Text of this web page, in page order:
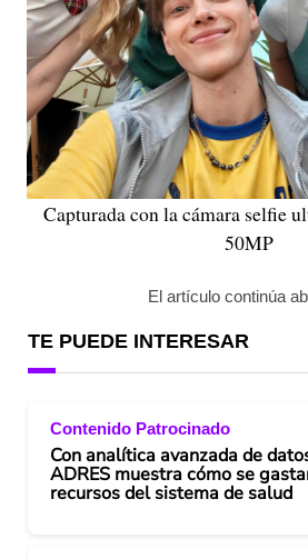
Capturada con la cámara selfie
50MP
El artículo continúa
TE PUEDE INTERESAR
Contenido Patrocinado
Con analítica avanzada de
ADRES muestra cómo se
recursos del sistema de salud